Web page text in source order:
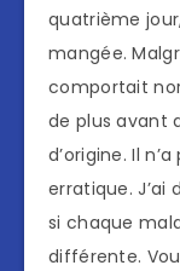
quatrième
mangée.
comportait
de plus avant
d’origine. Il
erratique.
si chaque
différente.